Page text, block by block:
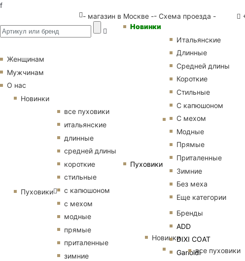
f
- магазин в Москве -- Схема проезда -
Новинки
Пуховики
Итальянские
Длинные
Средней длины
Короткие
Стильные
С капюшоном
С мехом
Модные
Прямые
Приталенные
Зимние
Без меха
Еще категории
Бренды
ADD
DIXI COAT
Garioldi
Женщинам
Мужчинам
О нас
Новинки
Пуховики
все пуховики
итальянские
длинные
средней длины
короткие
стильные
с капюшоном
с мехом
модные
прямые
приталенные
зимние
Новинки
все пуховики